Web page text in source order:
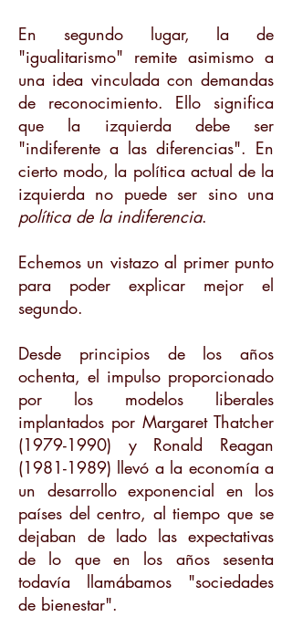
En segundo lugar, la de
"igualitarismo" remite asimismo a
una idea vinculada con demandas
de reconocimiento. Ello significa
que la izquierda debe ser
"indiferente a las diferencias". En
cierto modo, la política actual de la
izquierda no puede ser sino una
política de la indiferencia.
Echemos un vistazo al primer punto
para poder explicar mejor el
segundo.
Desde principios de los años
ochenta, el impulso proporcionado
por los modelos liberales
implantados por Margaret Thatcher
(1979-1990) y Ronald Reagan
(1981-1989) llevó a la economía a
un desarrollo exponencial en los
países del centro, al tiempo que se
dejaban de lado las expectativas
de lo que en los años sesenta
todavía llamábamos "sociedades
de bienestar".